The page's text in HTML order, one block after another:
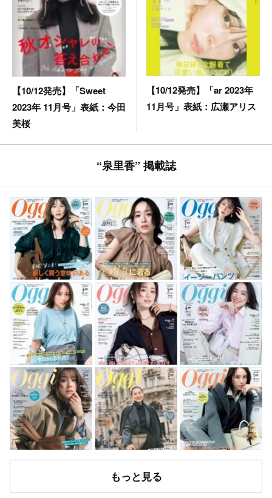
【10/12発売】「Sweet
2023年 11月号」表紙：今田
美桜
【10/12発売】「ar 2023年
11月号」表紙：広瀬アリス
“泉里香” 掲載誌
もっと見る